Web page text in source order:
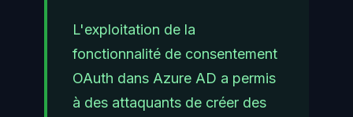
L'exploitation de la
fonctionnalité de consentement
OAuth dans Azure AD a permis
à des attaquants de créer des